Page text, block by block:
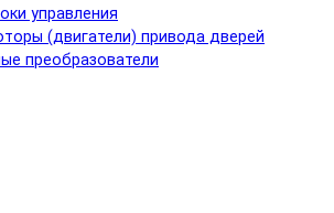
управления
(двигатели) привода дверей
преобразователи